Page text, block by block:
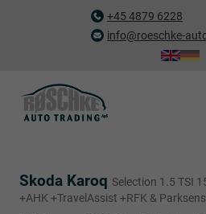
+45 4879 6228
info@roeschke-
Skoda Karoq Selection 1.5 TSI
+AHK +TravelAssist +RFK &